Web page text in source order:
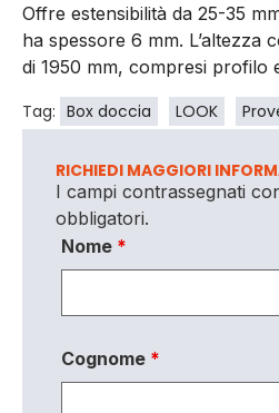
Offre estensibilità da 25-35
ha spessore 6 mm. L’altezza
di 1950 mm, compresi profilo
Tag: Box doccia LOOK
RICHIEDI MAGGIORI
I campi contrassegnati
obbligatori.
Nome *
Cognome *